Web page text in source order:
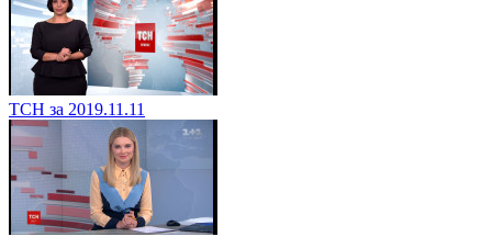
ТСН за 2019.11.11